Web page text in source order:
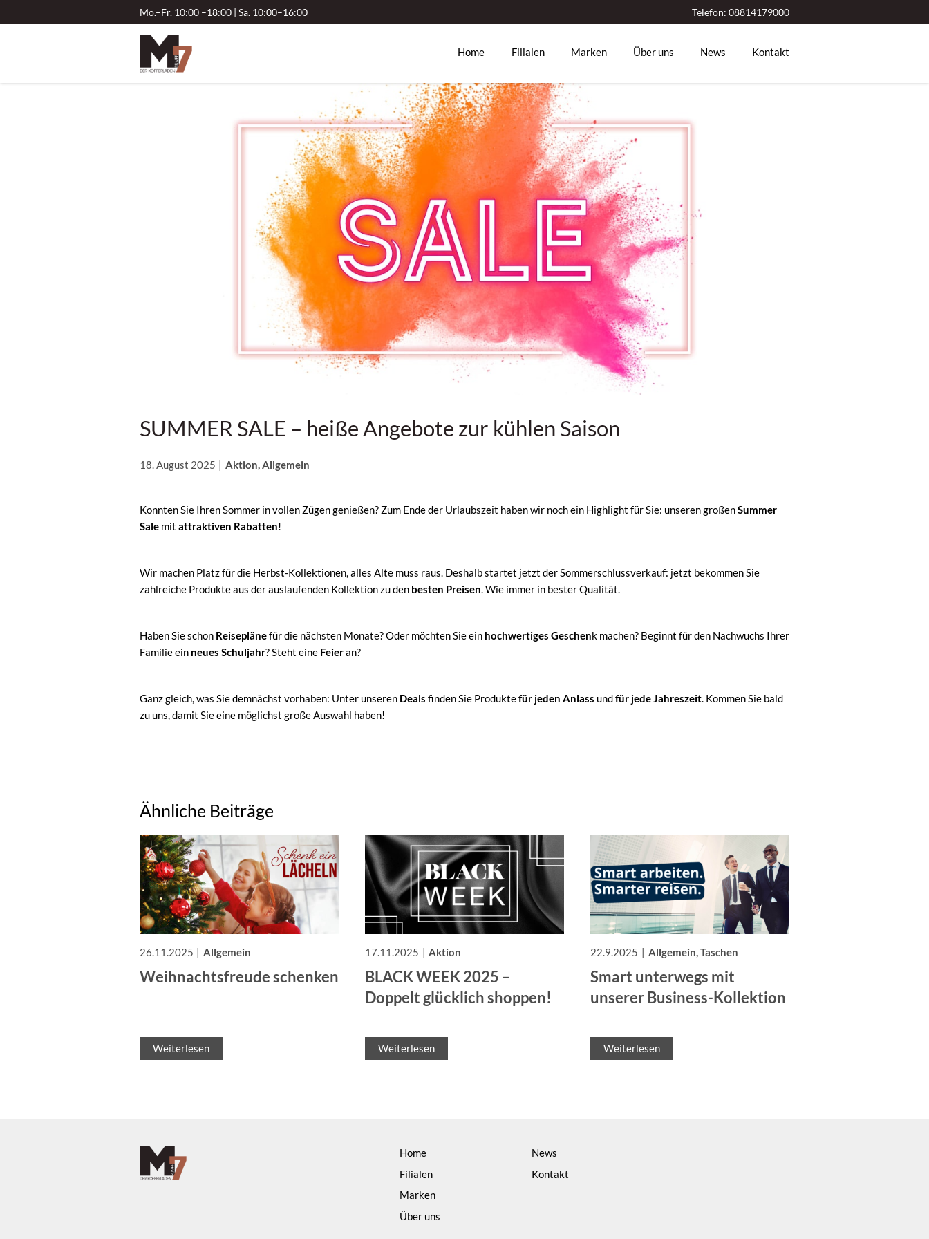
Mo.–Fr. 10:00 –18:00 | Sa. 10:00–16:00 Telefon:08814179000
Home Filialen Marken Über uns News Kontakt
SUMMER SALE – heiße Angebote zur kühlen Saison
18. August 2025 Aktion, Allgemein
Konnten Sie Ihren Sommer in vollen Zügen genießen? Zum Ende der Urlaubszeit haben wir noch ein Highlight für Sie: unseren großenSummer
Sale mit attraktiven Rabatten!
Wir machen Platz für die Herbst-Kollektionen, alles Alte muss raus. Deshalb startet jetzt der Sommerschlussverkauf: jetzt bekommen Sie
zahlreiche Produkte aus der auslaufenden Kollektion zu den besten Preisen. Wie immer in bester Qualität.
Haben Sie schon Reiseplänefür die nächsten Monate? Oder möchten Sie ein hochwertiges Geschenk machen? Beginnt für den Nachwuchs Ihrer
Familie ein neues Schuljahr? Steht eine Feieran?
Ganz gleich, was Sie demnächst vorhaben: Unter unseren Deals finden Sie Produktefür jeden Anlass undfür jede Jahreszeit. Kommen Sie bald
zu uns, damit Sie eine möglichst große Auswahl haben!
Ähnliche Beiträge
26.11.2025 Allgemein
Weihnachtsfreude schenken
Weiterlesen
17.11.2025 Aktion
BLACK WEEK 2025 –
Doppelt glücklich shoppen!
Weiterlesen
22.9.2025 Allgemein, Taschen
Smart unterwegs mit
unserer Business-Kollektion
Weiterlesen
Home
Filialen
Marken
Über uns
News
Kontakt